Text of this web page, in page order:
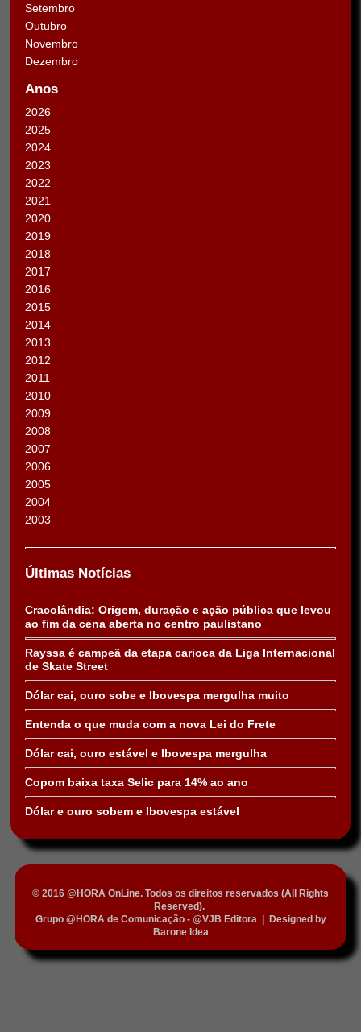
Setembro
Outubro
Novembro
Dezembro
Anos
2026
2025
2024
2023
2022
2021
2020
2019
2018
2017
2016
2015
2014
2013
2012
2011
2010
2009
2008
2007
2006
2005
2004
2003
Últimas Notícias
Cracolândia: Origem, duração e ação pública que levou
ao fim da cena aberta no centro paulistano
Rayssa é campeã da etapa carioca da Liga Internacional
de Skate Street
Dólar cai, ouro sobe e Ibovespa mergulha muito
Entenda o que muda com a nova Lei do Frete
Dólar cai, ouro estável e Ibovespa mergulha
Copom baixa taxa Selic para 14% ao ano
Dólar e ouro sobem e Ibovespa estável
© 2016 @HORA OnLine. Todos os direitos reservados (All Rights
Reserved).
Grupo @HORA de Comunicação - @VJB Editora|
Designed by
Barone Idea